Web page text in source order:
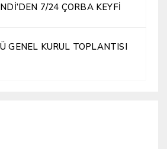
7/24 ÇORBA KEYFİ
GENEL KURUL TOPLANTISI